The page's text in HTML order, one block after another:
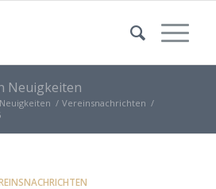
Neuigkeiten
Neuigkeiten / Vereinsnachrichten /